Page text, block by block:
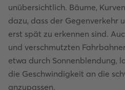
unübersichtlich. Bäume,
dazu, dass der Gegenverkehr
erst spät zu erkennen sind.
und verschmutzten
etwa durch Sonnenblendung,
die Geschwindigkeit an die
anzupassen.